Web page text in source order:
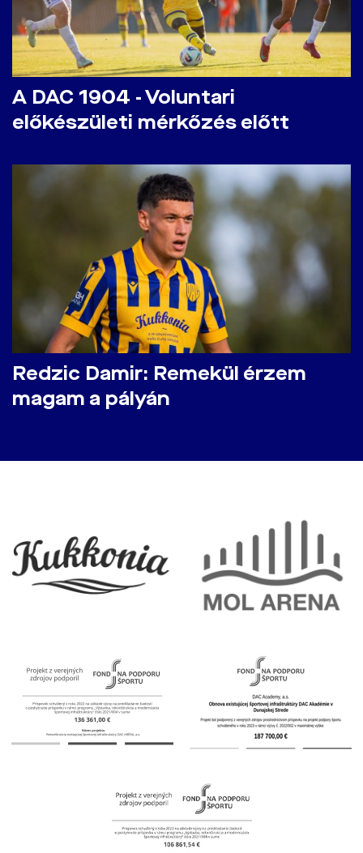
A DAC 1904 - Voluntari
előkészületi mérkőzés előtt
Redzic Damir: Remekül érzem
magam a pályán